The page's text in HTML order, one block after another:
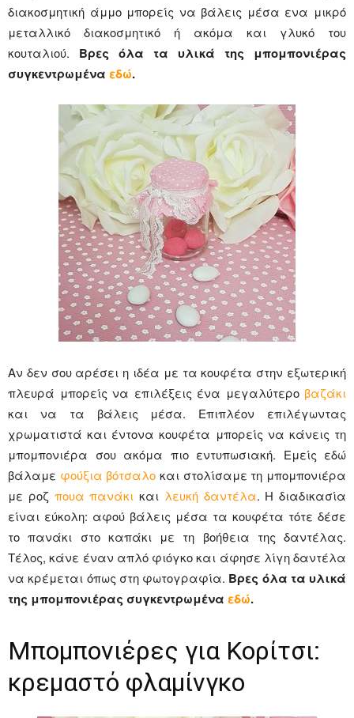
διακοσμητική άμμο μπορείς να βάλεις μέσα ενα μικρό
μεταλλικό διακοσμητικό ή ακόμα και γλυκό του
κουταλιού. Βρες όλα τα υλικά της μπομπονιέρας
συγκεντρωμένα εδώ.
Αν δεν σου αρέσει η ιδέα με τα κουφέτα στην εξωτερική
πλευρά μπορείς να επιλέξεις ένα μεγαλύτερο βαζάκι
και να τα βάλεις μέσα. Επιπλέον επιλέγωντας
χρωματιστά και έντονα κουφέτα μπορείς να κάνεις τη
μπομπονιέρα σου ακόμα πιο εντυπωσιακή. Εμείς εδώ
βάλαμε φούξια βότσαλο και στολίσαμε τη μπομπονιέρα
με ροζ πουα πανάκι και λευκή δαντέλα. Η διαδικασία
είναι εύκολη: αφού βάλεις μέσα τα κουφέτα τότε δέσε
το πανάκι στο καπάκι με τη βοήθεια της δαντέλας.
Τέλος, κάνε έναν απλό φιόγκο και άφησε λίγη δαντέλα
να κρέμεται όπως στη φωτογραφία. Βρες όλα τα υλικά
της μπομπονιέρας συγκεντρωμένα εδώ.
Μπομπονιέρες για Κορίτσι:
κρεμαστό φλαμίνγκο